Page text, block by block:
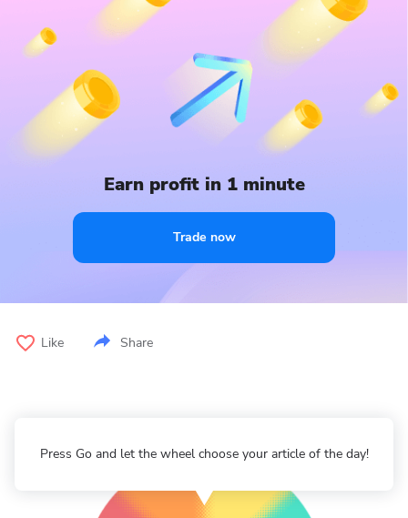
Earn profit in 1 minute
Trade now
Like Share
Press Go and let the wheel choose your article of the day!